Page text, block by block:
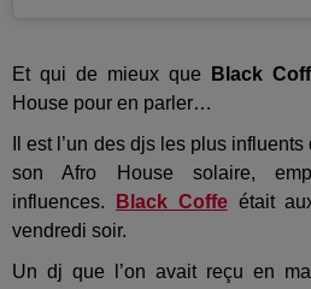
Et qui de mieux que Black
House pour en parler…
Il est l’un des djs les plus
son Afro House solaire,
influences.
Black Coffeétait
vendredi soir.
Un dj que l’on avait reçu en